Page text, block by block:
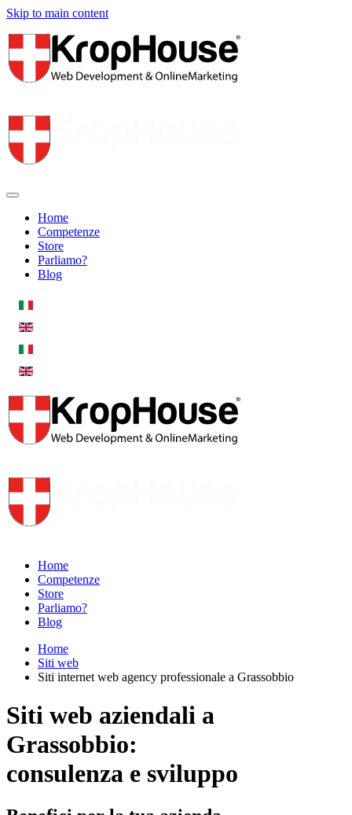
Skip to main content
Home
Competenze
Store
Parliamo?
Blog
Home
Competenze
Store
Parliamo?
Blog
Home
Siti web
Siti internet web agency professionale a Grassobbio
Siti web aziendali a
Grassobbio:
consulenza e sviluppo